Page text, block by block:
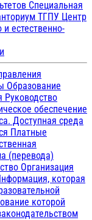
Специальная
ТГПУ Центр
естественно-
Образование
Руководство
обеспечение
Доступная среда
Платные
(перевода)
Организация
которая
которой